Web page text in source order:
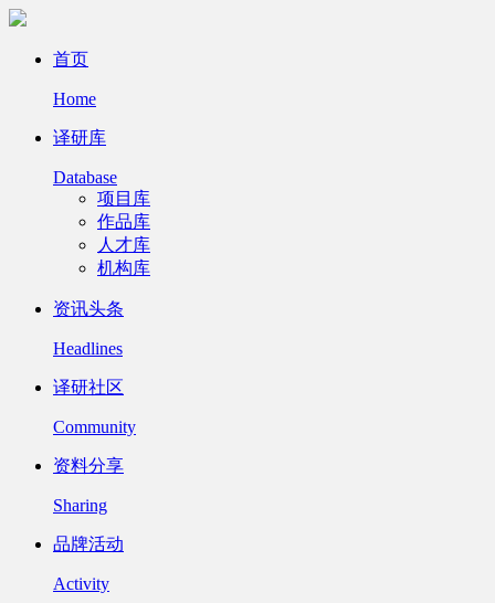
首页
Home
译研库
Database
项目库
作品库
人才库
机构库
资讯头条
Headlines
译研社区
Community
资料分享
Sharing
品牌活动
Activity